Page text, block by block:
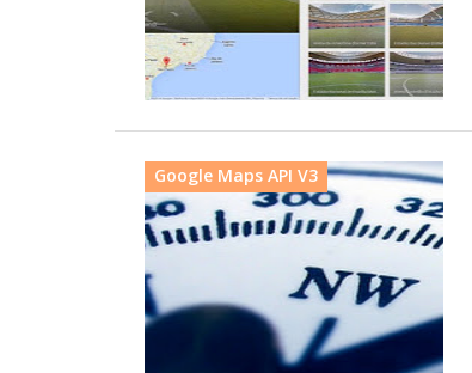
Google Maps API V3